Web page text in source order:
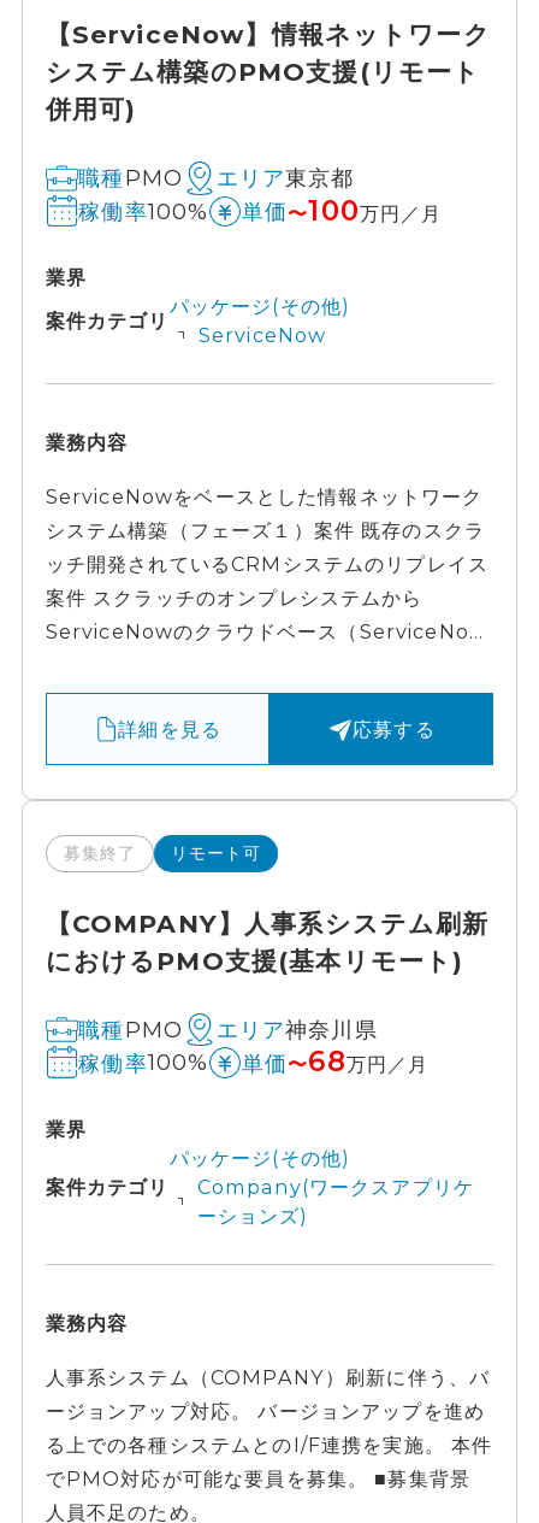
【ServiceNow】情報ネットワーク
システム構築のPMO支援(リモート
併用可)
職種PMO エリア東京都
稼働率100% 単価〜100万円／月
業界
案件カテゴリ
パッケージ(その他)
ServiceNow
業務内容
ServiceNowをベースとした情報ネットワーク
システム構築（フェーズ１）案件 既存のスクラ
ッチ開発されているCRMシステムのリプレイス
案件 スクラッチのオンプレシステムから
ServiceNowのクラウドベース（ServiceNo...
詳細を見る 応募する
募集終了 リモート可
【COMPANY】人事系システム刷新
におけるPMO支援(基本リモート)
職種PMO エリア神奈川県
稼働率100% 単価〜68万円／月
業界
案件カテゴリ
パッケージ(その他)
Company(ワークスアプリケ
ーションズ)
業務内容
人事系システム（COMPANY）刷新に伴う、バ
ージョンアップ対応。 バージョンアップを進め
る上での各種システムとのI/F連携を実施。 本件
でPMO対応が可能な要員を募集。 ■募集背景
人員不足のため。